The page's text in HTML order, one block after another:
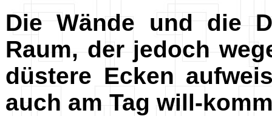
Die Wände und die
Raum, der jedoch
düstere Ecken
auch am Tag will-